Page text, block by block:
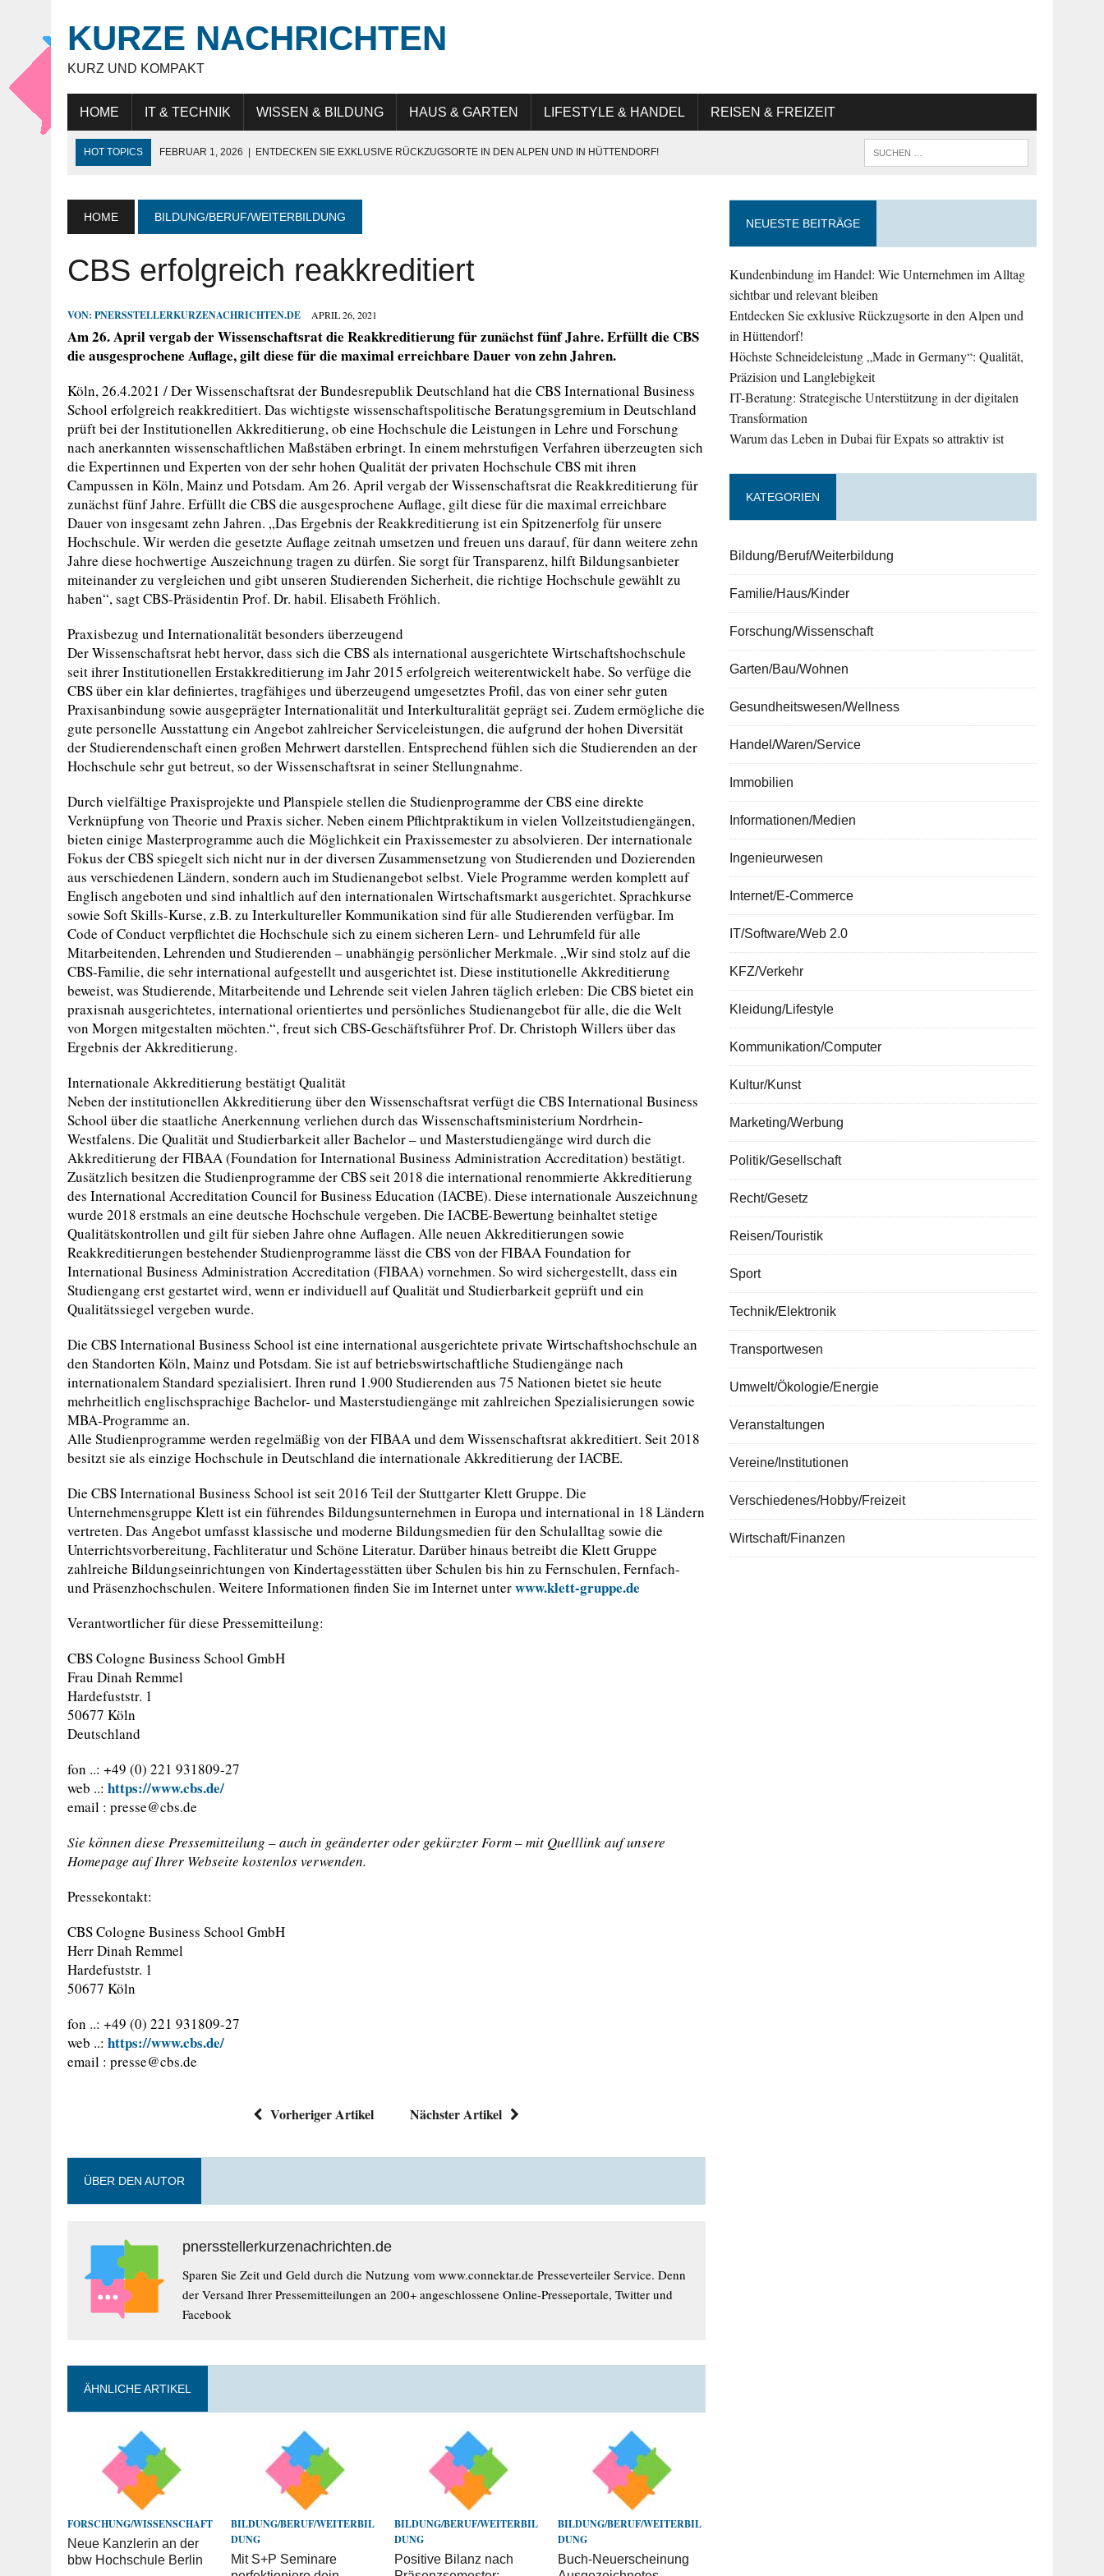
KURZE NACHRICHTEN
KURZ UND KOMPAKT
HOME IT & TECHNIK WISSEN & BILDUNG HAUS & GARTEN LIFESTYLE & HANDEL REISEN & FREIZEIT
HOT TOPICS FEBRUAR 1, 2026 ENTDECKEN SIE EXKLUSIVE RÜCKZUGSORTE IN DEN ALPEN UND IN HÜTTENDORF!
JULI 9, 2025 | WARUM DAS LEBEN IN DUBAI FÜR EXPATS SO ATTRAKTIV IST
MAI 18, 2026 KUNDENBINDUNG IM HANDEL: WIE UNTERNEHMEN IM ALLTAG SICHTBAR UND RELEVANT BLEIBEN
HOME BILDUNG/BERUF/WEITERBILDUNG
CBS erfolgreich reakkreditiert
VON: PNERSSTELLERKURZENACHRICHTEN.DE APRIL 26, 2021
Am 26. April vergab der Wissenschaftsrat die Reakkreditierung für zunächst fünf Jahre. Erfüllt die CBS
die ausgesprochene Auflage, gilt diese für die maximal erreichbare Dauer von zehn Jahren.
Köln, 26.4.2021 / Der Wissenschaftsrat der Bundesrepublik Deutschland hat die CBS International Business
School erfolgreich reakkreditiert. Das wichtigste wissenschaftspolitische Beratungsgremium in Deutschland
prüft bei der Institutionellen Akkreditierung, ob eine Hochschule die Leistungen in Lehre und Forschung
nach anerkannten wissenschaftlichen Maßstäben erbringt. In einem mehrstufigen Verfahren überzeugten sich
die Expertinnen und Experten von der sehr hohen Qualität der privaten Hochschule CBS mit ihren
Campussen in Köln, Mainz und Potsdam. Am 26. April vergab der Wissenschaftsrat die Reakkreditierung für
zunächst fünf Jahre. Erfüllt die CBS die ausgesprochene Auflage, gilt diese für die maximal erreichbare
Dauer von insgesamt zehn Jahren. „Das Ergebnis der Reakkreditierung ist ein Spitzenerfolg für unsere
Hochschule. Wir werden die gesetzte Auflage zeitnah umsetzen und freuen uns darauf, für dann weitere zehn
Jahre diese hochwertige Auszeichnung tragen zu dürfen. Sie sorgt für Transparenz, hilft Bildungsanbieter
miteinander zu vergleichen und gibt unseren Studierenden Sicherheit, die richtige Hochschule gewählt zu
haben“, sagt CBS-Präsidentin Prof. Dr. habil. Elisabeth Fröhlich.
Praxisbezug und Internationalität besonders überzeugend
Der Wissenschaftsrat hebt hervor, dass sich die CBS als international ausgerichtete Wirtschaftshochschule
seit ihrer Institutionellen Erstakkreditierung im Jahr 2015 erfolgreich weiterentwickelt habe. So verfüge die
CBS über ein klar definiertes, tragfähiges und überzeugend umgesetztes Profil, das von einer sehr guten
Praxisanbindung sowie ausgeprägter Internationalität und Interkulturalität geprägt sei. Zudem ermögliche die
gute personelle Ausstattung ein Angebot zahlreicher Serviceleistungen, die aufgrund der hohen Diversität
der Studierendenschaft einen großen Mehrwert darstellen. Entsprechend fühlen sich die Studierenden an der
Hochschule sehr gut betreut, so der Wissenschaftsrat in seiner Stellungnahme.
Durch vielfältige Praxisprojekte und Planspiele stellen die Studienprogramme der CBS eine direkte
Verknüpfung von Theorie und Praxis sicher. Neben einem Pflichtpraktikum in vielen Vollzeitstudiengängen,
bieten einige Masterprogramme auch die Möglichkeit ein Praxissemester zu absolvieren. Der internationale
Fokus der CBS spiegelt sich nicht nur in der diversen Zusammensetzung von Studierenden und Dozierenden
aus verschiedenen Ländern, sondern auch im Studienangebot selbst. Viele Programme werden komplett auf
Englisch angeboten und sind inhaltlich auf den internationalen Wirtschaftsmarkt ausgerichtet. Sprachkurse
sowie Soft Skills-Kurse, z.B. zu Interkultureller Kommunikation sind für alle Studierenden verfügbar. Im
Code of Conduct verpflichtet die Hochschule sich zu einem sicheren Lern- und Lehrumfeld für alle
Mitarbeitenden, Lehrenden und Studierenden – unabhängig persönlicher Merkmale. „Wir sind stolz auf die
CBS-Familie, die sehr international aufgestellt und ausgerichtet ist. Diese institutionelle Akkreditierung
beweist, was Studierende, Mitarbeitende und Lehrende seit vielen Jahren täglich erleben: Die CBS bietet ein
praxisnah ausgerichtetes, international orientiertes und persönliches Studienangebot für alle, die die Welt
von Morgen mitgestalten möchten.“, freut sich CBS-Geschäftsführer Prof. Dr. Christoph Willers über das
Ergebnis der Akkreditierung.
Internationale Akkreditierung bestätigt Qualität
Neben der institutionellen Akkreditierung über den Wissenschaftsrat verfügt die CBS International Business
School über die staatliche Anerkennung verliehen durch das Wissenschaftsministerium Nordrhein-
Westfalens. Die Qualität und Studierbarkeit aller Bachelor – und Masterstudiengänge wird durch die
Akkreditierung der FIBAA (Foundation for International Business Administration Accreditation) bestätigt.
Zusätzlich besitzen die Studienprogramme der CBS seit 2018 die international renommierte Akkreditierung
des International Accreditation Council for Business Education (IACBE). Diese internationale Auszeichnung
wurde 2018 erstmals an eine deutsche Hochschule vergeben. Die IACBE-Bewertung beinhaltet stetige
Qualitätskontrollen und gilt für sieben Jahre ohne Auflagen. Alle neuen Akkreditierungen sowie
Reakkreditierungen bestehender Studienprogramme lässt die CBS von der FIBAA Foundation for
International Business Administration Accreditation (FIBAA) vornehmen. So wird sichergestellt, dass ein
Studiengang erst gestartet wird, wenn er individuell auf Qualität und Studierbarkeit geprüft und ein
Qualitätssiegel vergeben wurde.
Die CBS International Business School ist eine international ausgerichtete private Wirtschaftshochschule an
den Standorten Köln, Mainz und Potsdam. Sie ist auf betriebswirtschaftliche Studiengänge nach
internationalem Standard spezialisiert. Ihren rund 1.900 Studierenden aus 75 Nationen bietet sie heute
mehrheitlich englischsprachige Bachelor- und Masterstudiengänge mit zahlreichen Spezialisierungen sowie
MBA-Programme an.
Alle Studienprogramme werden regelmäßig von der FIBAA und dem Wissenschaftsrat akkreditiert. Seit 2018
besitzt sie als einzige Hochschule in Deutschland die internationale Akkreditierung der IACBE.
Die CBS International Business School ist seit 2016 Teil der Stuttgarter Klett Gruppe. Die
Unternehmensgruppe Klett ist ein führendes Bildungsunternehmen in Europa und international in 18 Ländern
vertreten. Das Angebot umfasst klassische und moderne Bildungsmedien für den Schulalltag sowie die
Unterrichtsvorbereitung, Fachliteratur und Schöne Literatur. Darüber hinaus betreibt die Klett Gruppe
zahlreiche Bildungseinrichtungen von Kindertagesstätten über Schulen bis hin zu Fernschulen, Fernfach-
und Präsenzhochschulen. Weitere Informationen finden Sie im Internet unterwww.klett-gruppe.de
Verantwortlicher für diese Pressemitteilung:
CBS Cologne Business School GmbH
Frau Dinah Remmel
Hardefuststr. 1
50677 Köln
Deutschland
fon ..: +49 (0) 221 931809-27
web ..: https://www.cbs.de/
email : presse@cbs.de
Sie können diese Pressemitteilung – auch in geänderter oder gekürzter Form – mit Quelllink auf unsere
Homepage auf Ihrer Webseite kostenlos verwenden.
Pressekontakt:
CBS Cologne Business School GmbH
Herr Dinah Remmel
Hardefuststr. 1
50677 Köln
fon ..: +49 (0) 221 931809-27
web ..: https://www.cbs.de/
email : presse@cbs.de
Vorheriger Artikel Nächster Artikel
ÜBER DEN AUTOR
pnersstellerkurzenachrichten.de
Sparen Sie Zeit und Geld durch die Nutzung vom www.connektar.de Presseverteiler Service. Denn
der Versand Ihrer Pressemitteilungen an 200+ angeschlossene Online-Presseportale, Twitter und
Facebook
ÄHNLICHE ARTIKEL
FORSCHUNG/WISSENSCHAFT
Neue Kanzlerin an der
bbw Hochschule Berlin
BILDUNG/BERUF/WEITERBIL
DUNG
Mit S+P Seminare
BILDUNG/BERUF/WEITERBIL
DUNG
Positive Bilanz nach
BILDUNG/BERUF/WEITERBIL
DUNG
Buch-Neuerscheinung
NEUESTE BEITRÄGE
Kundenbindung im Handel: Wie Unternehmen im Alltag
sichtbar und relevant bleiben
Entdecken Sie exklusive Rückzugsorte in den Alpen und
in Hüttendorf!
Höchste Schneideleistung „Made in Germany“: Qualität,
Präzision und Langlebigkeit
IT-Beratung: Strategische Unterstützung in der digitalen
Transformation
Warum das Leben in Dubai für Expats so attraktiv ist
KATEGORIEN
Bildung/Beruf/Weiterbildung
Familie/Haus/Kinder
Forschung/Wissenschaft
Garten/Bau/Wohnen
Gesundheitswesen/Wellness
Handel/Waren/Service
Immobilien
Informationen/Medien
Ingenieurwesen
Internet/E-Commerce
IT/Software/Web 2.0
KFZ/Verkehr
Kleidung/Lifestyle
Kommunikation/Computer
Kultur/Kunst
Marketing/Werbung
Politik/Gesellschaft
Recht/Gesetz
Reisen/Touristik
Sport
Technik/Elektronik
Transportwesen
Umwelt/Ökologie/Energie
Veranstaltungen
Vereine/Institutionen
Verschiedenes/Hobby/Freizeit
Wirtschaft/Finanzen